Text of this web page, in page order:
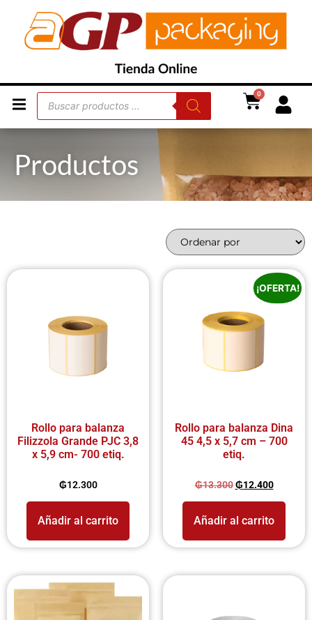
0
Productos
Rollo para balanza
Filizzola Grande PJC 3,8
x 5,9 cm- 700 etiq.
₲12.300
Añadir al carrito
¡OFERTA!
Rollo para balanza Dina
45 4,5 x 5,7 cm – 700
etiq.
₲13.300 ₲12.400
Añadir al carrito